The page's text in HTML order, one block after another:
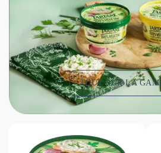
TOUT SUR LA